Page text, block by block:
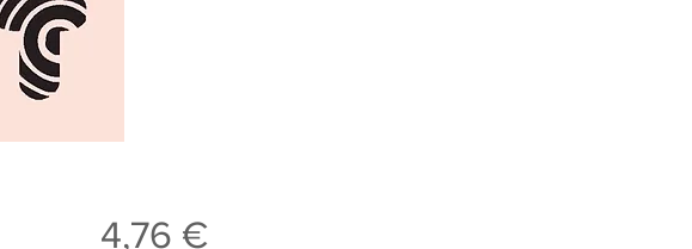
4,76 €Price